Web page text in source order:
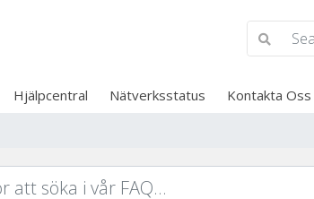
Hjälpcentral Nätverksstatus Kontakta Oss